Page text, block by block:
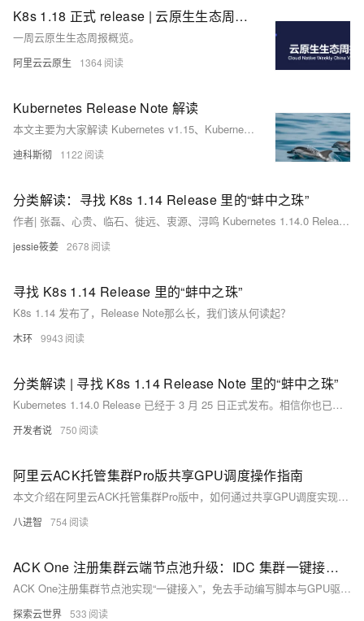
K8s 1.18 正式 release | 云原生生态周报 Vol. 43
一周云原生生态周报概览。
阿里云云原生 1364
Kubernetes Release Note 解读
本文主要为大家解读 Kubernetes v1.15、Kubernetes v1.16 的不同功能。分别从 Node、scheduler、CRD、API Server 等5个方面进行详细讲解。
迪科斯彻 1122
分类解读：寻找 K8s 1.14 Release 里的“蚌中之珠”
作者| 张磊、心贵、临石、徙远、衷源、浔鸣 Kubernetes 1.14.0 Release 已经于3月25日正式发布。相信你也已经注意到，相比于1.13 和 1.12 版本，这次发布包含的重要变非常多，其对应的 Release Note 的篇幅长度也创下了“新高”。
jessie筱姜 2678
寻找 K8s 1.14 Release 里的“蚌中之珠”
K8s 1.14 发布了，Release Note那么长，我们该从何读起？
木环 9943
分类解读 | 寻找 K8s 1.14 Release Note 里的“蚌中之珠”
Kubernetes 1.14.0 Release 已经于 3 月 25 日正式发布。相信你也已经注意到，相比于 1.13 和 1.12 版本，这次发布包含的重要变更非常多，其对应的 Release Note 的篇幅长度也创下了“新高”。
开发者说 750
阿里云ACK托管集群Pro版共享GPU调度操作指南
本文介绍在阿里云ACK托管集群Pro版中，如何通过共享GPU调度实现显存与算力的精细化分配，涵盖前提条件、使用限制、节点池配置及任务部署全流程，提升GPU资源利用率，适用于AI训练与推理场景。
八进智 754
ACK One 注册集群云端节点池升级：IDC 集群一键接入云端 GPU 算力，接入效率提升 80%
ACK One注册集群节点池实现“一键接入”，免去手动编写脚本与GPU驱动安装，支持自动扩缩容与多场景调度，大幅提升K8s集群管理效率。
探索云世界 533